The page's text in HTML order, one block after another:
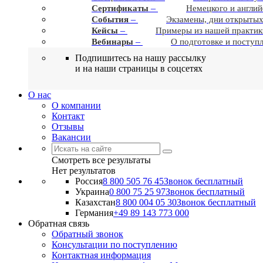
Сертификаты –
Немецкого и
События –
Экзамены, дни
Кейсы –
Примеры из нашей
Вебинары – О подготовке и
Подпишитесь на нашу рассылку
и на наши страницы в соцсетях
О нас
О компании
Контакт
Отзывы
Вакансии
Смотреть все результаты
Нет результатов
Россия8 800 505 76 45Звонок бесплатный
Украина0 800 75 25 97Звонок бесплатный
Казахстан8 800 004 05 30Звонок бесплатный
Германия+49 89 143 773 000
Обратная связь
Обратный звонок
Консультации по поступлению
Контактная информация